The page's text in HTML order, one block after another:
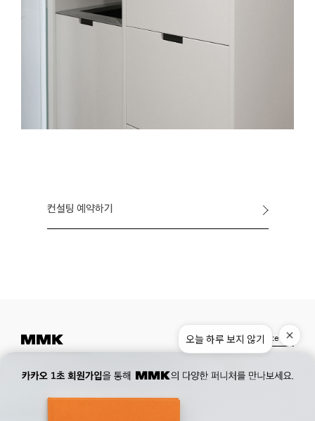
컨설팅 예약하기
Museum. 02. 777. 5887 Office.02. 777. 5778
177, Duteopbawi-ro, Yongsan-gu, Seoul, Korea
Official : hello@mmk-seoul.com
Instagram Pinterest
오늘 하루 보지 않기